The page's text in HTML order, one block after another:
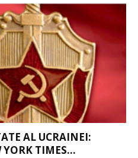
AL UCRAINEI:
YORK TIMES...